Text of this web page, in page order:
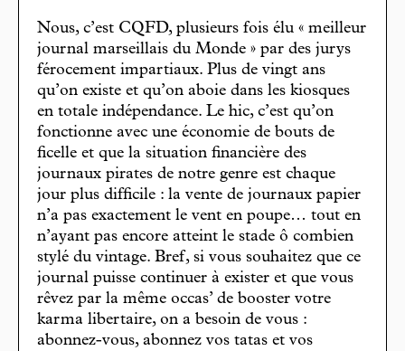
Nous, c’est CQFD, plusieurs fois élu « meilleur
journal marseillais du Monde » par des jurys
férocement impartiaux. Plus de vingt ans
qu’on existe et qu’on aboie dans les kiosques
en totale indépendance. Le hic, c’est qu’on
fonctionne avec une économie de bouts de
ficelle et que la situation financière des
journaux pirates de notre genre est chaque
jour plus difficile : la vente de journaux papier
n’a pas exactement le vent en poupe… tout en
n’ayant pas encore atteint le stade ô combien
stylé du vintage. Bref, si vous souhaitez que ce
journal puisse continuer à exister et que vous
rêvez par la même occas’ de booster votre
karma libertaire, on a besoin de vous :
abonnez-vous, abonnez vos tatas et vos